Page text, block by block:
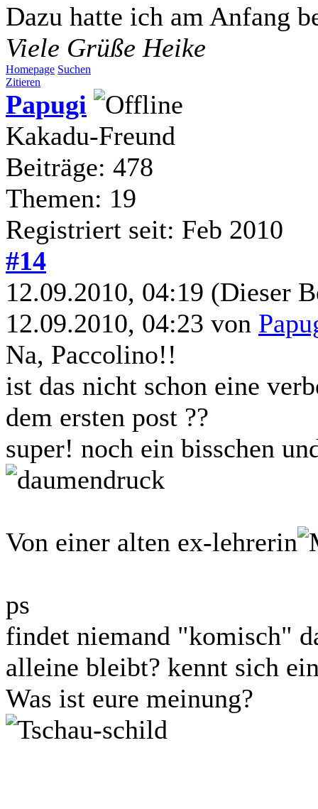
Dazu hatte ich am Anfang
Viele Grüße Heike
Homepage Suchen
Zitieren
Papugi
Kakadu-Freund
Beiträge: 478
Themen: 19
Registriert seit: Feb 2010
#14
12.09.2010, 04:19 (Dieser
12.09.2010, 04:23 von
Na, Paccolino!!
ist das nicht schon eine
dem ersten post ??
super! noch ein bisschen
Von einer alten ex-lehrerin
ps
findet niemand "komisch"
alleine bleibt? kennt sich
Was ist eure meinung?